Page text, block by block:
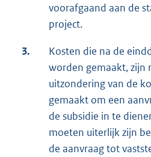
voorafgaand aan de
project.
3.
Kosten die na de
worden gemaakt, zijn
uitzondering van de
gemaakt om een
de subsidie in te
moeten uiterlijk zijn
de aanvraag tot